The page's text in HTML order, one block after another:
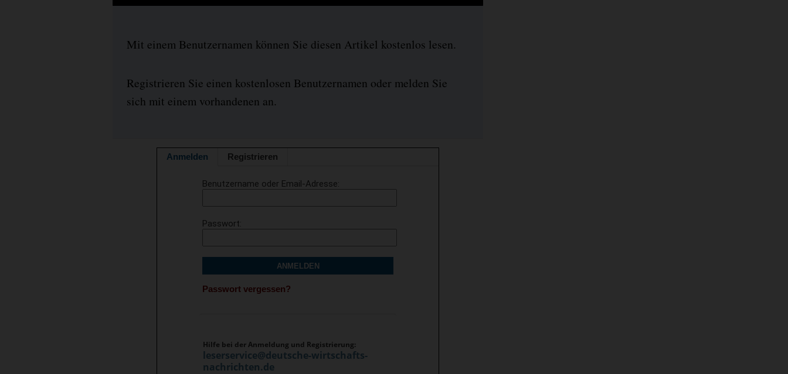
Mit einem Benutzernamen können Sie diesen Artikel kostenlos lesen.
Registrieren Sie einen kostenlosen Benutzernamen oder melden Sie
sich mit einem vorhandenen an.
Anmelden Registrieren
Benutzername oder Email-Adresse
Passwort
ANMELDEN
Passwort vergessen?
Hilfe bei der Anmeldung und Registrierung:
leserservice@deutsche-wirtschafts-
nachrichten.de